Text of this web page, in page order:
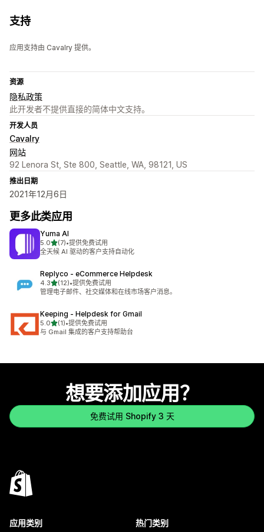
支持
应用支持由 Cavalry 提供。
资源
隐私政策
此开发者不提供直接的简体中文支持。
开发人员
Cavalry
网站
92 Lenora St, Ste 800, Seattle, WA, 98121, US
推出日期
2021年12月6日
更多此类应用
Yuma AI
5.0星（满分 5 星）
(7)
总共 7 条评论
•提供免费试用
全天候 AI 驱动的客户支持自动化
Replyco ‑ eCommerce Helpdesk
4.3星（满分 5 星）
(12)
总共 12 条评论
•提供免费试用
管理电子邮件、社交媒体和在线市场客户消息。
Keeping ‑ Helpdesk for Gmail
5.0星（满分 5 星）
(1)
总共 1 条评论
•提供免费试用
与 Gmail 集成的客户支持帮助台
想要添加应用？
免费试用 Shopify 3 天
应用类别 热门类别